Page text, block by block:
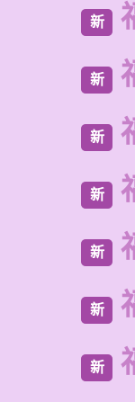
新
新
新
新
新
新
新